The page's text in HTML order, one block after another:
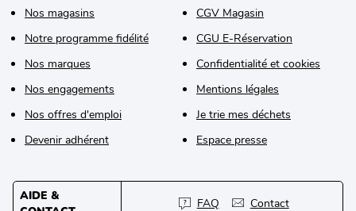
Nos magasins
Notre programme fidélité
Nos marques
Nos engagements
Nos offres d'emploi
Devenir adhérent
CGV Magasin
CGU E-Réservation
Confidentialité et cookies
Mentions légales
Je trie mes déchets
Espace presse
AIDE &
FAQ Contact